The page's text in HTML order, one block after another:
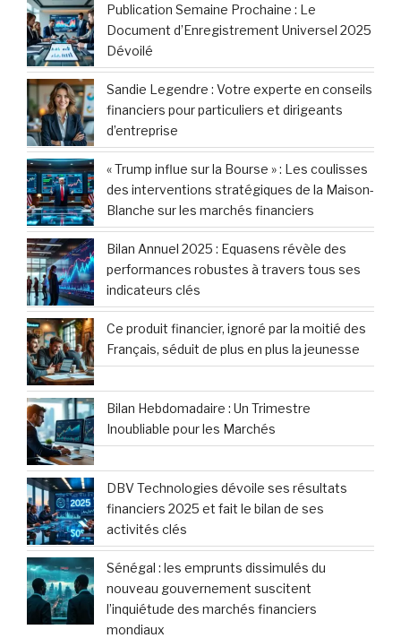
Publication Semaine Prochaine : Le
Document d’Enregistrement Universel 2025
Dévoilé
Sandie Legendre : Votre experte en conseils
financiers pour particuliers et dirigeants
d’entreprise
« Trump influe sur la Bourse » : Les coulisses
des interventions stratégiques de la Maison-
Blanche sur les marchés financiers
Bilan Annuel 2025 : Equasens révèle des
performances robustes à travers tous ses
indicateurs clés
Ce produit financier, ignoré par la moitié des
Français, séduit de plus en plus la jeunesse
Bilan Hebdomadaire : Un Trimestre
Inoubliable pour les Marchés
DBV Technologies dévoile ses résultats
financiers 2025 et fait le bilan de ses
activités clés
Sénégal : les emprunts dissimulés du
nouveau gouvernement suscitent
l’inquiétude des marchés financiers
mondiaux